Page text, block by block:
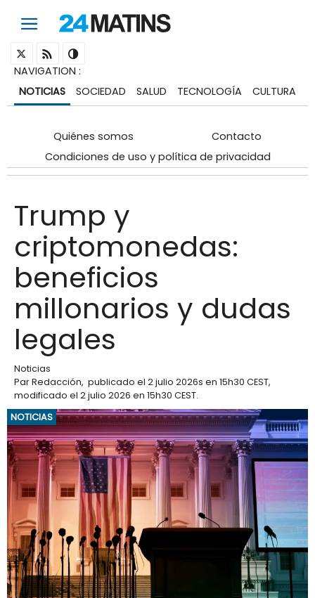
NAVIGATION :
NOTICIAS
SOCIEDAD SALUD TECNOLOGÍA CULTURA
Quiénes somos
Contacto
Condiciones de uso y política de privacidad
Trump y
criptomonedas:
beneficios
millonarios y dudas
legales
Noticias
ParRedacción, publicado el 2 julio 2026s en 15h30 CEST,
modificado el 2 julio 2026 en 15h30 CEST.
NOTICIAS